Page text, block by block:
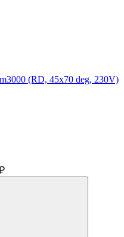
(RD, 45x70 deg, 230V)
₽